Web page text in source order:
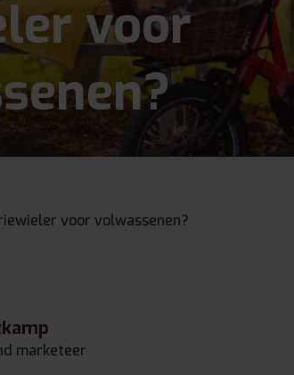
voor
voor volwassenen?
marketeer